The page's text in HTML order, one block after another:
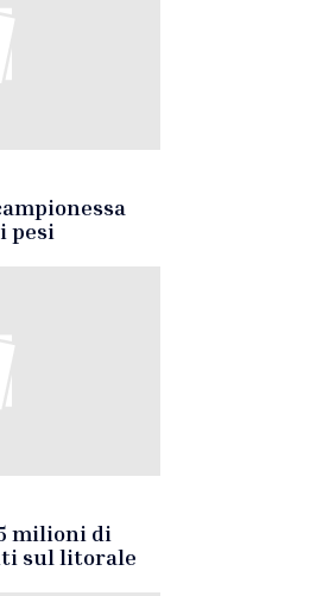
pesi
milioni di
sul litorale